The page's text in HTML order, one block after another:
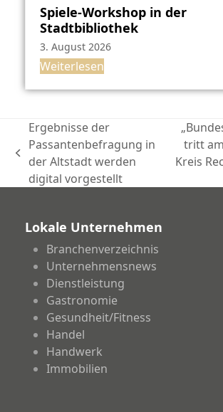
Spiele-Workshop in der
Stadtbibliothek
3. August 2026
Weiterlesen
vorheriger
Beitrag:
Ergebnisse der
Passantenbefragung in
der Altstadt werden
digital vorgestellt
Nächster
tritt
Kreis
Lokale Unternehmen
Branchenverzeichnis
Unternehmensnews
Dienstleistung
Gastronomie
Gesundheit/Fitness
Handel
Handwerk
Immobilien